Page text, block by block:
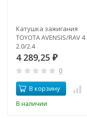
Катушка зажигания
TOYOTA AVENSIS/RAV 4
2.0/2.4
4 289,25 ₽
0
В корзину
В наличии